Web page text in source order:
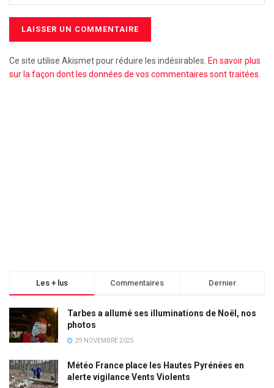
Ce site utilise Akismet pour réduire les indésirables. En savoir plus
sur la façon dont les données de vos commentaires sont traitées.
Les + lus Commentaires Dernier
Tarbes a allumé ses illuminations de Noël, nos
photos
29 NOVEMBRE 2025
Météo France place les Hautes Pyrénées en
alerte vigilance Vents Violents